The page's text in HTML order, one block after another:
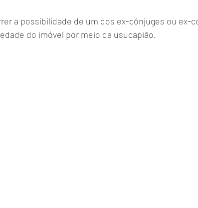
a possibilidade de um dos ex-cônjuges ou ex-
do imóvel por meio da usucapião.